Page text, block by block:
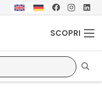
SCOPRI